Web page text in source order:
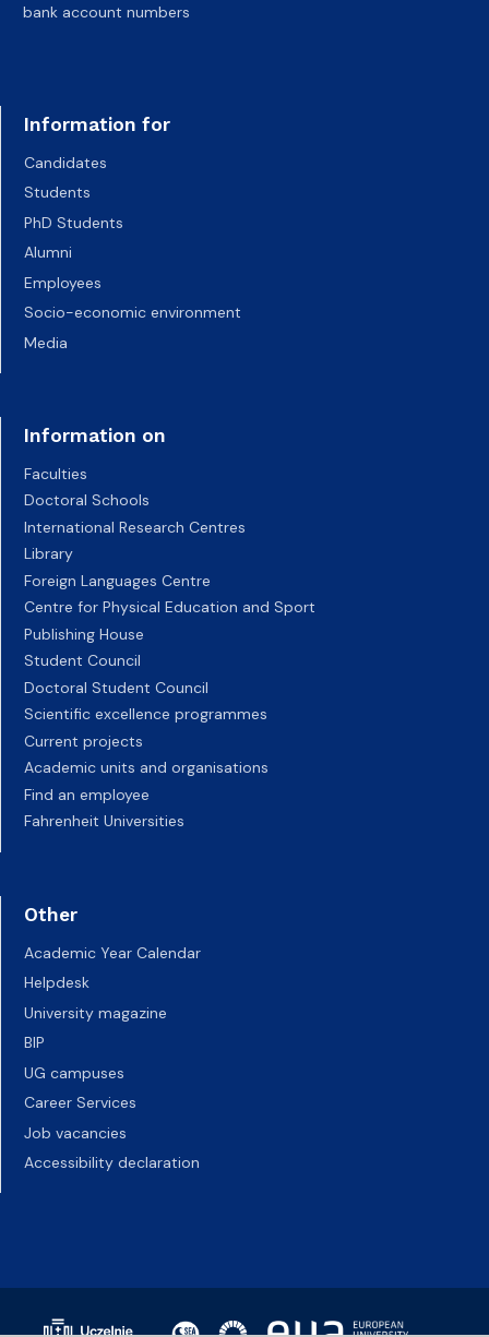
bank account numbers
Information for
Candidates
Students
PhD Students
Alumni
Employees
Socio-economic environment
Media
Information on
Faculties
Doctoral Schools
International Research Centres
Library
Foreign Languages Centre
Centre for Physical Education and Sport
Publishing House
Student Council
Doctoral Student Council
Scientific excellence programmes
Current projects
Academic units and organisations
Find an employee
Fahrenheit Universities
Other
Academic Year Calendar
Helpdesk
University magazine
BIP
UG campuses
Career Services
Job vacancies
Accessibility declaration